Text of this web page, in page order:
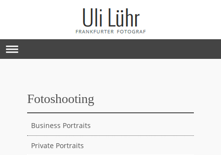
Fotoshooting
Business Portraits
Private Portraits